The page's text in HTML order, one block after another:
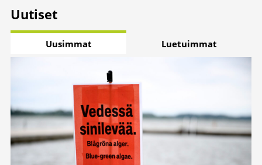
Uutiset
Uusimmat Luetuimmat